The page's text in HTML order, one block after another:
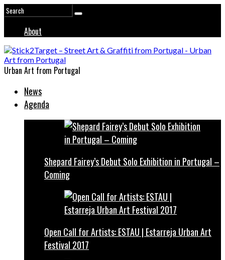
About
Urban Art from Portugal
News
Agenda
Shepard Fairey’s Debut Solo Exhibition in Portugal –
Coming
Open Call for Artists: ESTAU | Estarreja Urban Art
Festival 2017